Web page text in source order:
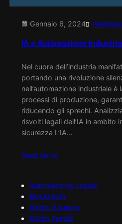
Gennaio 6, 2024
IA e Automazione
Nel cuore dell’industria
portando una rivoluzione
nell’automazione industriale
processi di produzione,
riducendo gli sprechi.
risvolti legali dell’IA in ambito
sicurezza L’IA…
Read More
Automazione Legale
Blockchain
Diritto D'Autore
Diritto Penale